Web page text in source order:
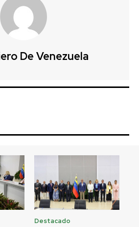
De Venezuela
Destacado